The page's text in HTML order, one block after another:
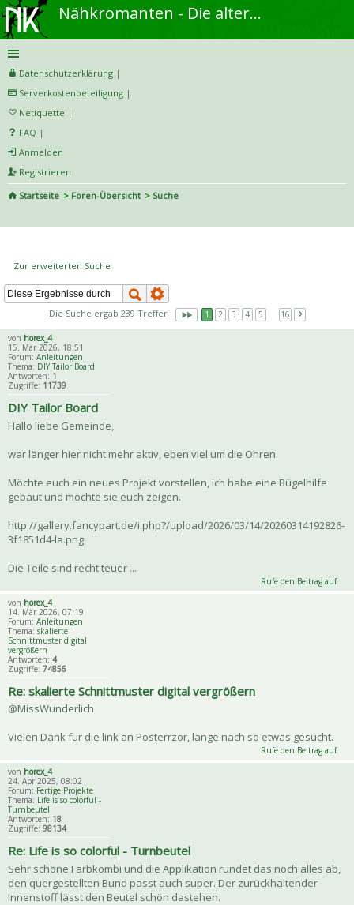
Nähkromanten - Die alternative Näh- und DIY-Community
Datenschutzerklärung |
Serverkostenbeteiligung |
Netiquette |
FAQ |
Anmelden
Registrieren
Startseite
Foren-Übersicht
Suche
Zur erweiterten Suche
Die Suche ergab 239 Treffer 1 2 3 4 5 16
von horex_4
15. Mär 2026, 18:51
Forum: Anleitungen
Thema: DIY Tailor Board
Antworten: 1
Zugriffe: 11739
DIY Tailor Board
Hallo liebe Gemeinde,
war länger hier nicht mehr aktiv, eben viel um die Ohren.
Möchte euch ein neues Projekt vorstellen, ich habe eine Bügelhilfe
gebaut und möchte sie euch zeigen.
http://gallery.fancypart.de/i.php?/upload/2026/03/14/20260314192826-
3f1851d4-la.png
Die Teile sind recht teuer ...
Rufe den Beitrag auf
von horex_4
14. Mär 2026, 07:19
Forum: Anleitungen
Thema: skalierte
Schnittmuster digital
vergrößern
Antworten: 4
Zugriffe: 74856
Re: skalierte Schnittmuster digital vergrößern
@MissWunderlich
Vielen Dank für die link an Posterrzor, lange nach so etwas gesucht.
Rufe den Beitrag auf
von horex_4
24. Apr 2025, 08:02
Forum: Fertige Projekte
Thema: Life is so colorful -
Turnbeutel
Antworten: 18
Zugriffe: 98134
Re: Life is so colorful - Turnbeutel
Sehr schöne Farbkombi und die Applikation rundet das noch alles ab,
den quergestellten Bund passt auch super. Der zurückhaltender
Innenstoff lässt den Beutel schön dastehen.